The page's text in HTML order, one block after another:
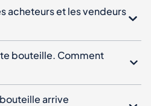
acheteurs et les vendeurs
bouteille. Comment
arrive